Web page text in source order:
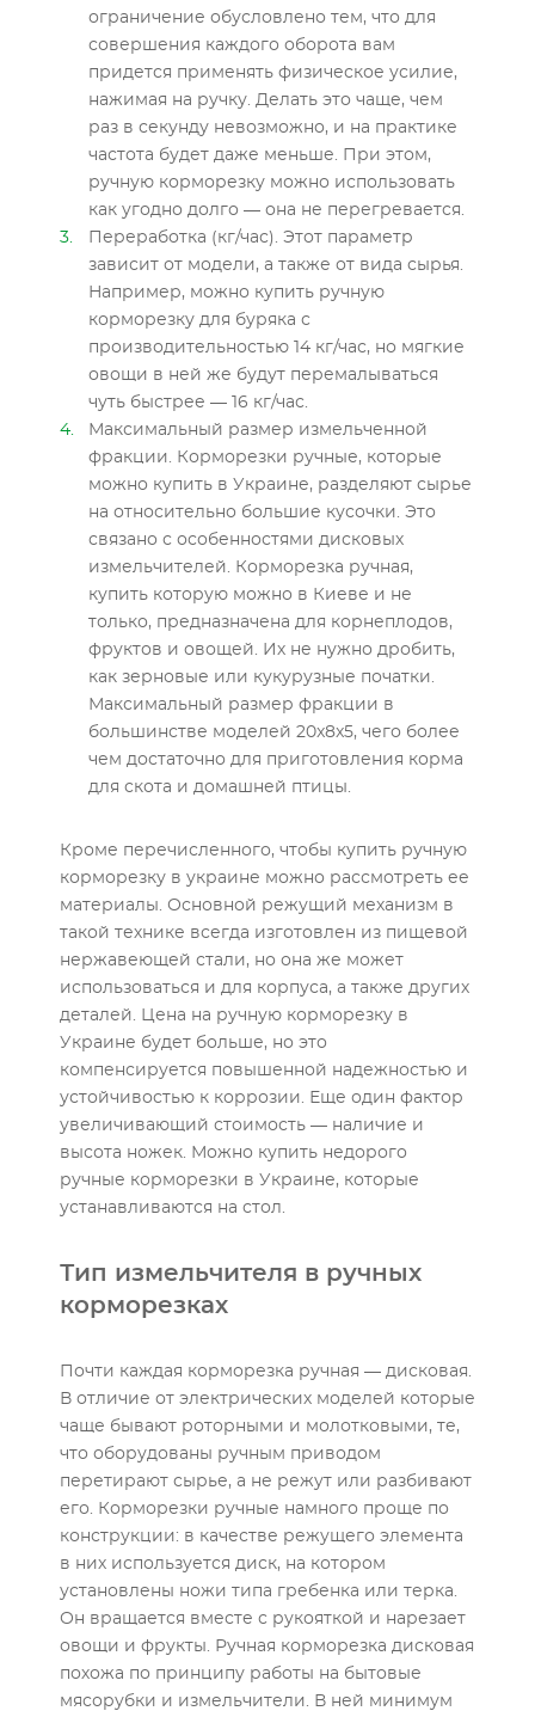
ограничение обусловлено тем, что для
совершения каждого оборота вам
придется применять физическое усилие,
нажимая на ручку. Делать это чаще, чем
раз в секунду невозможно, и на практике
частота будет даже меньше. При этом,
ручную корморезку можно использовать
как угодно долго — она не перегревается.
Переработка (кг/час). Этот параметр
зависит от модели, а также от вида сырья.
Например, можно купить ручную
корморезку для буряка с
производительностью 14 кг/час, но мягкие
овощи в ней же будут перемалываться
чуть быстрее — 16 кг/час.
Максимальный размер измельченной
фракции. Корморезки ручные, которые
можно купить в Украине, разделяют сырье
на относительно большие кусочки. Это
связано с особенностями дисковых
измельчителей. Корморезка ручная,
купить которую можно в Киеве и не
только, предназначена для корнеплодов,
фруктов и овощей. Их не нужно дробить,
как зерновые или кукурузные початки.
Максимальный размер фракции в
большинстве моделей 20x8x5, чего более
чем достаточно для приготовления корма
для скота и домашней птицы.
Кроме перечисленного, чтобы купить ручную
корморезку в украине можно рассмотреть ее
материалы. Основной режущий механизм в
такой технике всегда изготовлен из пищевой
нержавеющей стали, но она же может
использоваться и для корпуса, а также других
деталей. Цена на ручную корморезку в
Украине будет больше, но это
компенсируется повышенной надежностью и
устойчивостью к коррозии. Еще один фактор
увеличивающий стоимость — наличие и
высота ножек. Можно купить недорого
ручные корморезки в Украине, которые
устанавливаются на стол.
Тип измельчителя в ручных
корморезках
Почти каждая корморезка ручная — дисковая.
В отличие от электрических моделей которые
чаще бывают роторными и молотковыми, те,
что оборудованы ручным приводом
перетирают сырье, а не режут или разбивают
его. Корморезки ручные намного проще по
конструкции: в качестве режущего элемента
в них используется диск, на котором
установлены ножи типа гребенка или терка.
Он вращается вместе с рукояткой и нарезает
овощи и фрукты. Ручная корморезка дисковая
похожа по принципу работы на бытовые
мясорубки и измельчители. В ней минимум